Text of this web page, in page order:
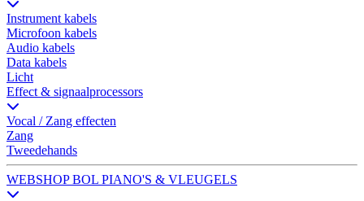
Instrument kabels
Microfoon kabels
Audio kabels
Data kabels
Licht
Effect & signaalprocessors
Vocal / Zang effecten
Zang
Tweedehands
WEBSHOP BOL PIANO'S & VLEUGELS